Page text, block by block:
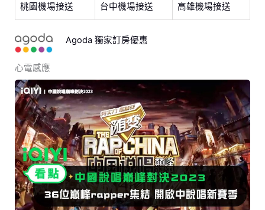
桃園機場接送 台中機場接送 高雄機場接送
Agoda 獨家訂房優惠
心電感應